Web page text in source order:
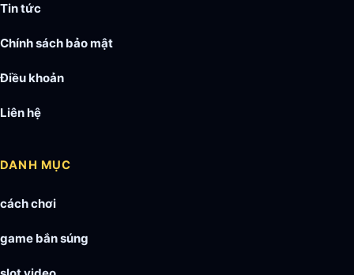
Tin tức
Chính sách bảo mật
Điều khoản
Liên hệ
DANH MỤC
cách chơi
game bắn súng